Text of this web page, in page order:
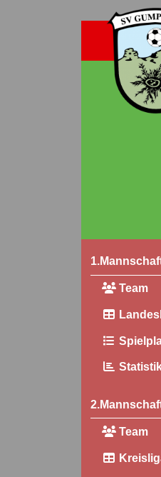
Team
Team